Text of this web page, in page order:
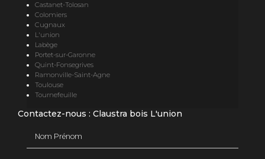
Castanet-Tolosan
Colomiers
Cugnaux
L'union
Labège
Portet-sur-Garonne
Quint-Fonsegrives
Ramonville-Saint-Agne
Toulouse
Tournefeuille
Contactez-nous : Claustra bois L'union